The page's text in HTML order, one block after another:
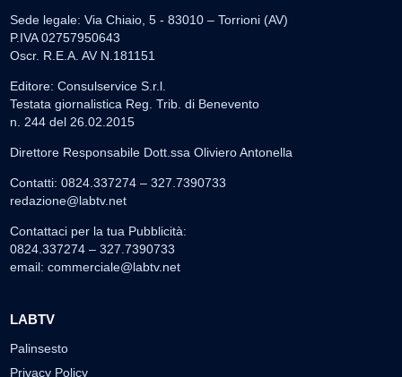
Sede legale: Via Chiaio, 5 - 83010 – Torrioni (AV)
P.IVA 02757950643
Oscr. R.E.A. AV N.181151
Editore: Consulservice S.r.l.
Testata giornalistica Reg. Trib. di Benevento
n. 244 del 26.02.2015
Direttore Responsabile Dott.ssa Oliviero Antonella
Contatti: 0824.337274 – 327.7390733
redazione@labtv.net
Contattaci per la tua Pubblicità:
0824.337274 – 327.7390733
email: commerciale@labtv.net
LABTV
Palinsesto
Privacy Policy